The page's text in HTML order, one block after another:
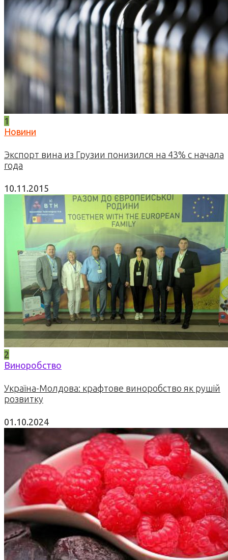
1
Новини
Экспорт вина из Грузии понизился на 43% с начала
года
10.11.2015
2
Виноробство
Україна-Молдова: крафтове виноробство як рушій
розвитку
01.10.2024